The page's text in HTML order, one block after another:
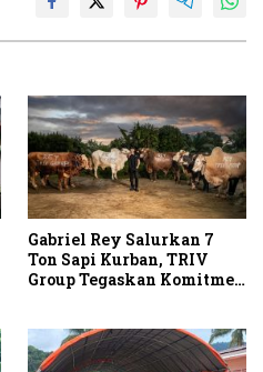
Gabriel Rey Salurkan 7
Ton Sapi Kurban, TRIV
Group Tegaskan Komitmen